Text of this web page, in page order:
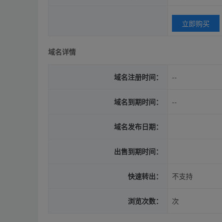
立即购买
域名详情
域名注册时间： --
域名到期时间： --
域名发布日期：
出售到期时间：
快速转出： 不支持
浏览次数： 次